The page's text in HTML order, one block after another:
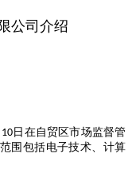
公司介绍
10 日在自贸区市场监督管
围包括电子技术、计算